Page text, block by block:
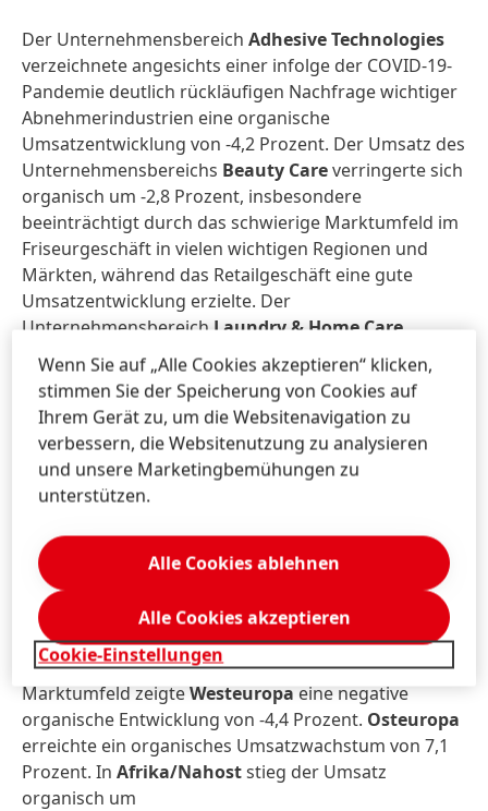
Der Unternehmensbereich Adhesive Technologies
verzeichnete angesichts einer infolge der COVID-19-
Pandemie deutlich rückläufigen Nachfrage wichtiger
Abnehmerindustrien eine organische
Umsatzentwicklung von -4,2 Prozent. Der Umsatz des
Unternehmensbereichs Beauty Careverringerte sich
organisch um -2,8 Prozent, insbesondere
beeinträchtigt durch das schwierige Marktumfeld im
Friseurgeschäft in vielen wichtigen Regionen und
Märkten, während das Retailgeschäft eine gute
Umsatzentwicklung erzielte. Der
Unternehmensbereich Laundry & Home Care
erzielte ein sehr starkes organisches
Umsatzwachstum von 5,6 Prozent. Die Entwicklung
war durch starke Innovationen und die
pandemiebedingt stärkere Nachfrage nach
Hygieneprodukten getragen.
DieWachstumsregionen
organische Umsatzsteigerung von 3,0 Prozent. Die
Geschäfte in denreifen Märktenzeigten mit -3,2
Prozent eine rückläufige organische
Umsatzentwicklung.
In einem weiterhin wettbewerbsintensiven
Marktumfeld zeigteWesteuropa eine negative
organische Entwicklung von -4,4 Prozent. Osteuropa
erreichte ein organisches Umsatzwachstum von 7,1
Prozent. In Afrika/Nahoststieg der Umsatz
organisch um
Wenn Sie auf „Alle Cookies akzeptieren“ klicken,
stimmen Sie der Speicherung von Cookies auf
Ihrem Gerät zu, um die Websitenavigation zu
verbessern, die Websitenutzung zu analysieren
und unsere Marketingbemühungen zu
unterstützen.
Cookie-Einstellungen
Alle Cookies ablehnen
Alle Cookies akzeptieren